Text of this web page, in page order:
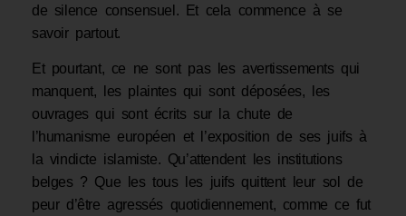
de silence consensuel. Et cela commence à se
savoir partout.
Et pourtant, ce ne sont pas les avertissements qui
manquent, les plaintes qui sont déposées, les
ouvrages qui sont écrits sur la chute de
l’humanisme européen et l’exposition de ses juifs à
la vindicte islamiste. Qu’attendent les institutions
belges ? Que les tous les juifs quittent leur sol de
peur d’être agressés quotidiennement, comme ce fut